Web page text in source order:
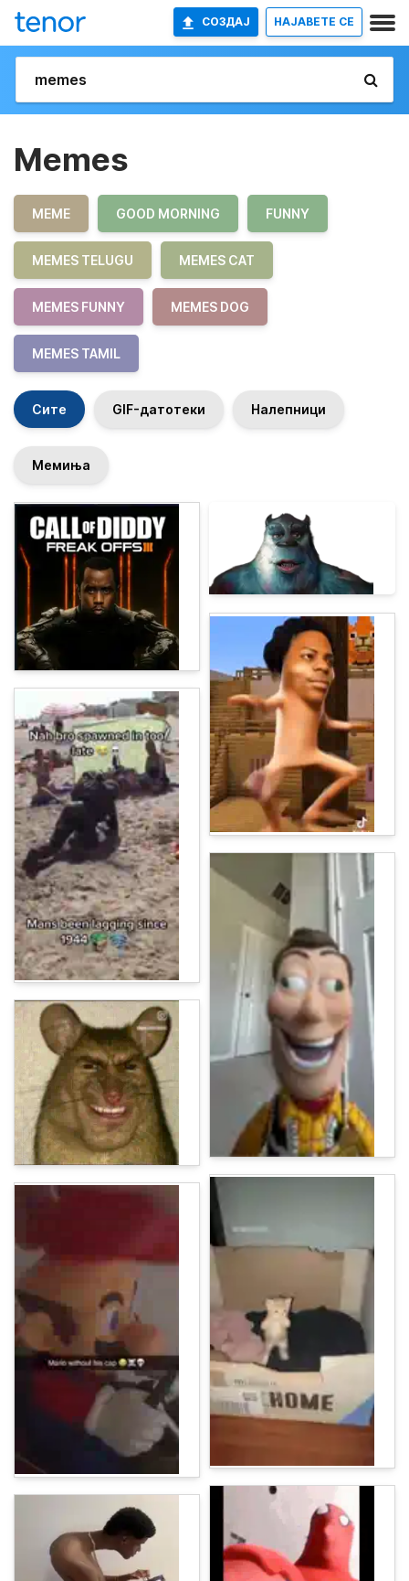
СОЗДАЈ НАЈАВETE СЕ
Memes
MEME GOOD MORNING FUNNY
MEMES TELUGU MEMES CAT
MEMES FUNNY MEMES DOG
MEMES TAMIL
Сите GIF-датотеки Налепници
Мемиња